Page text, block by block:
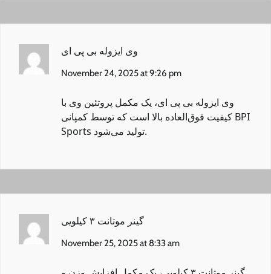
وی ایزوله بی پی ای
November 24, 2025 at 9:26 pm
وی ایزوله بی پی ای، یک مکمل پروتئین وی با
کیفیت فوق‌العاده بالا است که توسط کمپانی BPI
Sports تولید می‌شود.
گینر موتانت ۳ کیلویی
November 25, 2025 at 8:33 am